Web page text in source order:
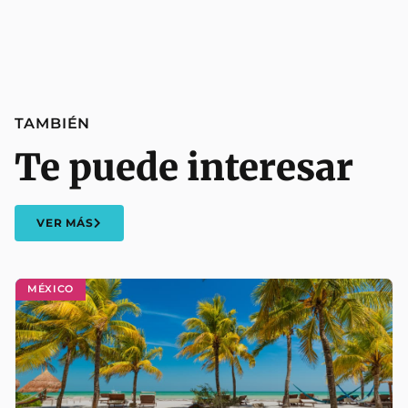
MÉXICO
TAMBIÉN
Te puede interesar
VER MÁS